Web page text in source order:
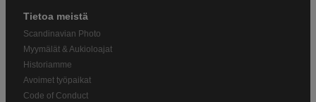
Tietoa meistä
Scandinavian Photo
Myymälät & Aukioloajat
Historiamme
Avoimet työpaikat
Code of Conduct